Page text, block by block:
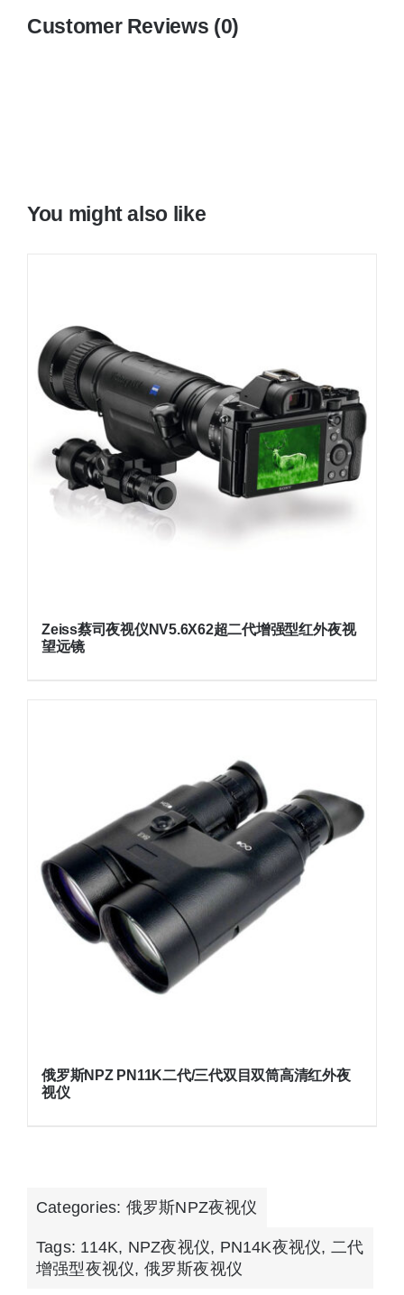
Customer Reviews (0)
You might also like
Zeiss蔡司夜视仪NV5.6X62超二代增强型红外夜视
望远镜
俄罗斯NPZ PN11K二代/三代双目双筒高清红外夜
视仪
Categories: 俄罗斯NPZ夜视仪
Tags: 114K, NPZ夜视仪, PN14K夜视仪, 二代
增强型夜视仪, 俄罗斯夜视仪